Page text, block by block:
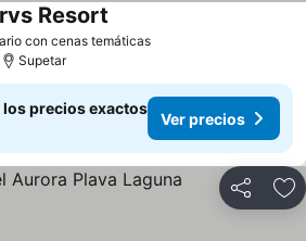
con cenas temáticasVer precios
Resort
Supetar
los precios exactos
Ver precios
Compartir